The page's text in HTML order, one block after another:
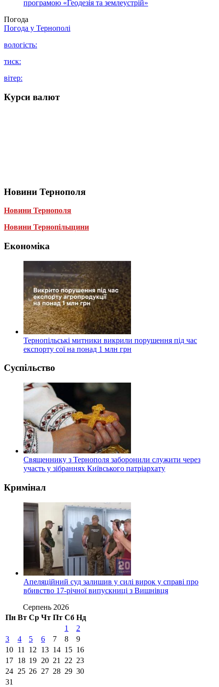
програмою «Геодезія та землеустрій»
Погода
Погода у Тернополі
вологість:
тиск:
вітер:
Курси валют
Новини Тернополя
Новини Тернополя
Новини Тернопільщини
Економіка
Тернопільські митники викрили порушення під час
експорту сої на понад 1 млн грн
Суспільство
Священнику з Тернополя заборонили служити через
участь у зібраннях Київського патріархату
Кримінал
Апеляційний суд залишив у силі вирок у справі про
вбивство 17-річної випускниці з Вишнівця
Серпень 2026
Пн Вт Ср Чт Пт Сб Нд
1
2
3
4 5 6 7 8
9
10 11 12 13 14 15 16
17 18 19 20 21 22 23
24 25 26 27 28 29 30
31